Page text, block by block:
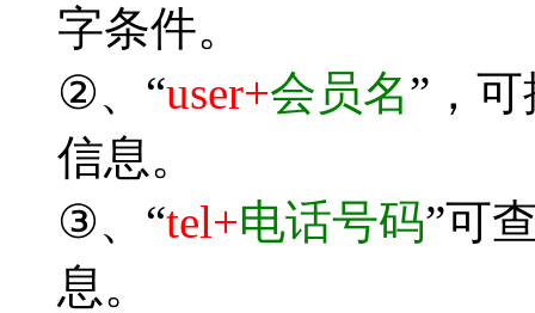
字条件。
②、“user+会员名”，
信息。
③、“tel+电话号码”可
息。